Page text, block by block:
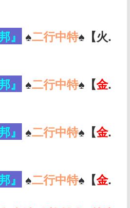
』 ♠️二行中特♠️【火.
』 ♠️二行中特♠️【金.
』 ♠️二行中特♠️【金.
』 ♠️二行中特♠️【金.